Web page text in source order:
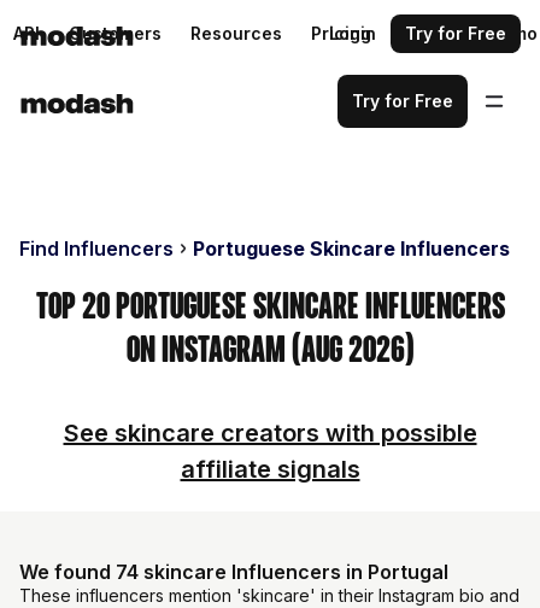
API Customers Resources Pricing Request a demo
Login Try for Free
Try for Free
Find Influencers Portuguese Skincare Influencers
Top 20 Portuguese Skincare Influencers
on Instagram (Aug 2026)
See skincare creators with possible
affiliate signals
We found 74 skincare Influencers in Portugal
These influencers mention 'skincare' in their Instagram bio and